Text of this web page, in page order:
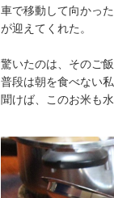
車で移動して向かっ
が迎えてくれた。
驚いたのは、そのご飯
普段は朝を食べない
聞けば、このお米も